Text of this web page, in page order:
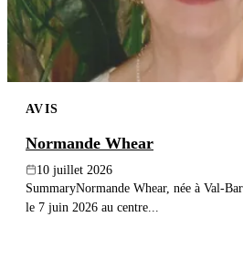
AVIS
Normande Whear
10 juillet 2026
SummaryNormande Whear, née à Val-
le 7 juin 2026 au centre...